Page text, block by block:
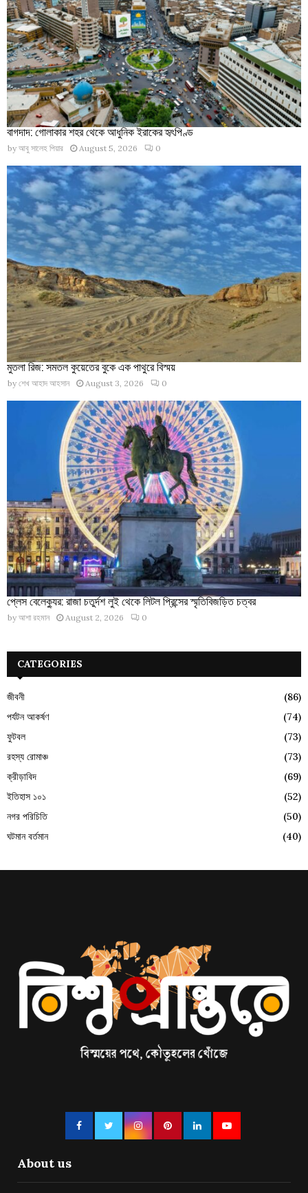
বাগদাদ: গোলাকার শহর থেকে আধুনিক ইরাকের হৃৎপিণ্ড
by আবু সালেহ পিয়ার August 5, 2026 0
মুতলা রিজ: সমতল কুয়েতের বুকে এক পাথুরে বিস্ময়
by শেখ আহাদ আহসান August 3, 2026 0
প্লেস বেলেক্যুর: রাজা চতুর্দশ লুই থেকে লিটল প্রিন্সের স্মৃতিবিজড়িত চত্বর
by আশা রহমান August 2, 2026 0
CATEGORIES
জীবনী
(86)
পর্যটন আকর্ষণ
(74)
ফুটবল
(73)
রহস্য রোমাঞ্চ
(73)
ক্রীড়াবিদ
(69)
ইতিহাস ১০১
(52)
নগর পরিচিতি
(50)
ঘটমান বর্তমান
(40)
About us